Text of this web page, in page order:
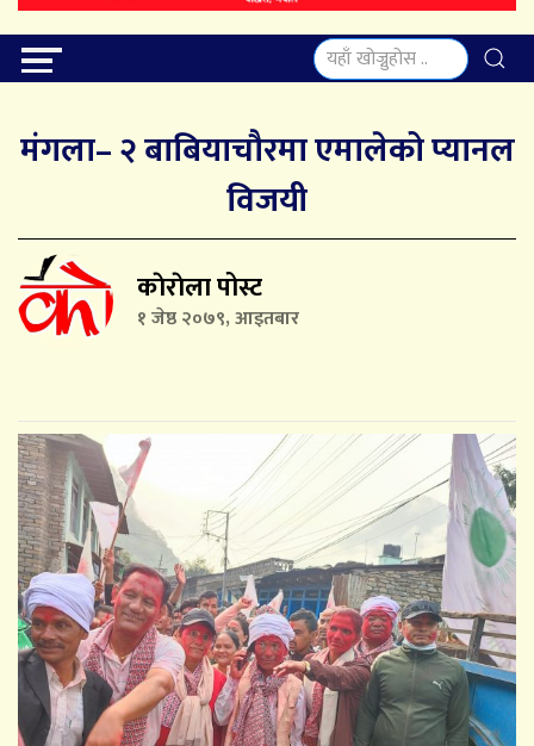
मंगला– २ बाबियाचौरमा एमालेको प्यानल
विजयी
काेराेला पोस्ट
१ जेष्ठ २०७९, आइतबार